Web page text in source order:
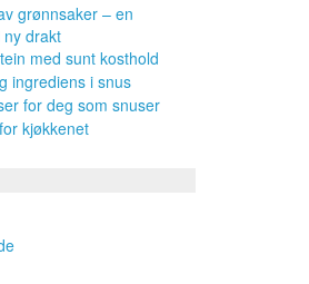
grønnsaker – en
drakt
med sunt kosthold
ingrediens i snus
for deg som snuser
kjøkkenet